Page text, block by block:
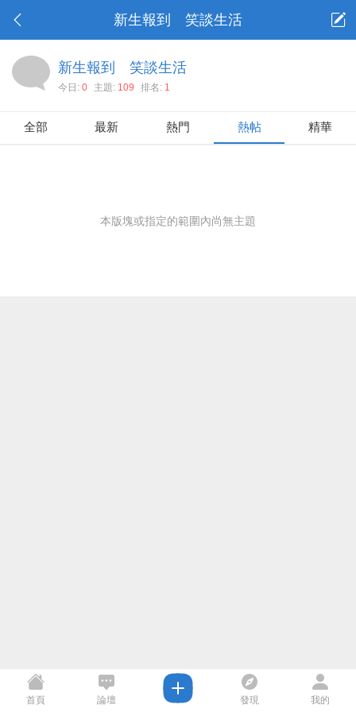
新生報到 笑談生活
新生報到 笑談生活
今日: 0 主題: 109 排名: 1
全部 最新 熱門 熱帖 精華
本版塊或指定的範圍內尚無主題
首頁 論壇 發現 我的